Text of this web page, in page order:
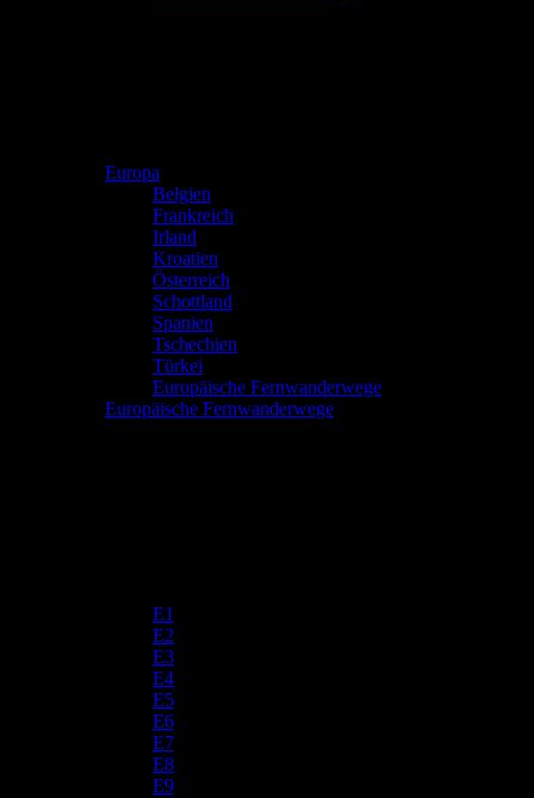
Europa
Belgien
Frankreich
Irland
Kroatien
Österreich
Schottland
Spanien
Tschechien
Türkei
Europäische Fernwanderwege
Europäische Fernwanderwege
E1
E2
E3
E4
E5
E6
E7
E8
E9